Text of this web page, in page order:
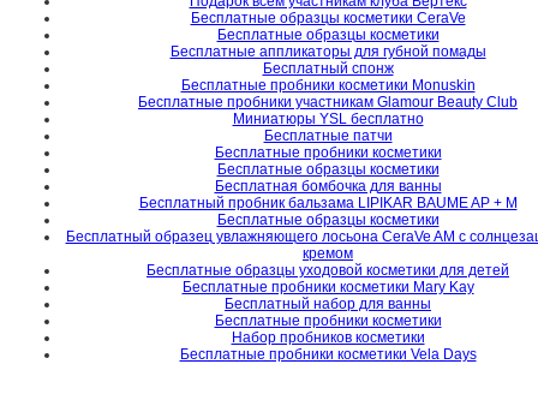
Бесплатные образцы косметики CeraVe
Бесплатные образцы косметики
Бесплатные аппликаторы для губной помады
Бесплатный спонж
Бесплатные пробники косметики Monuskin
Бесплатные пробники участникам Glamour Beauty Club
Миниатюры YSL бесплатно
Бесплатные патчи
Бесплатные пробники косметики
Бесплатные образцы косметики
Бесплатная бомбочка для ванны
Бесплатный пробник бальзама LIPIKAR BAUME AP + M
Бесплатные образцы косметики
Бесплатный образец увлажняющего лосьона CeraVe AM с
кремом
Бесплатные образцы уходовой косметики для детей
Бесплатные пробники косметики Mary Kay
Бесплатный набор для ванны
Бесплатные пробники косметики
Набор пробников косметики
Бесплатные пробники косметики Vela Days